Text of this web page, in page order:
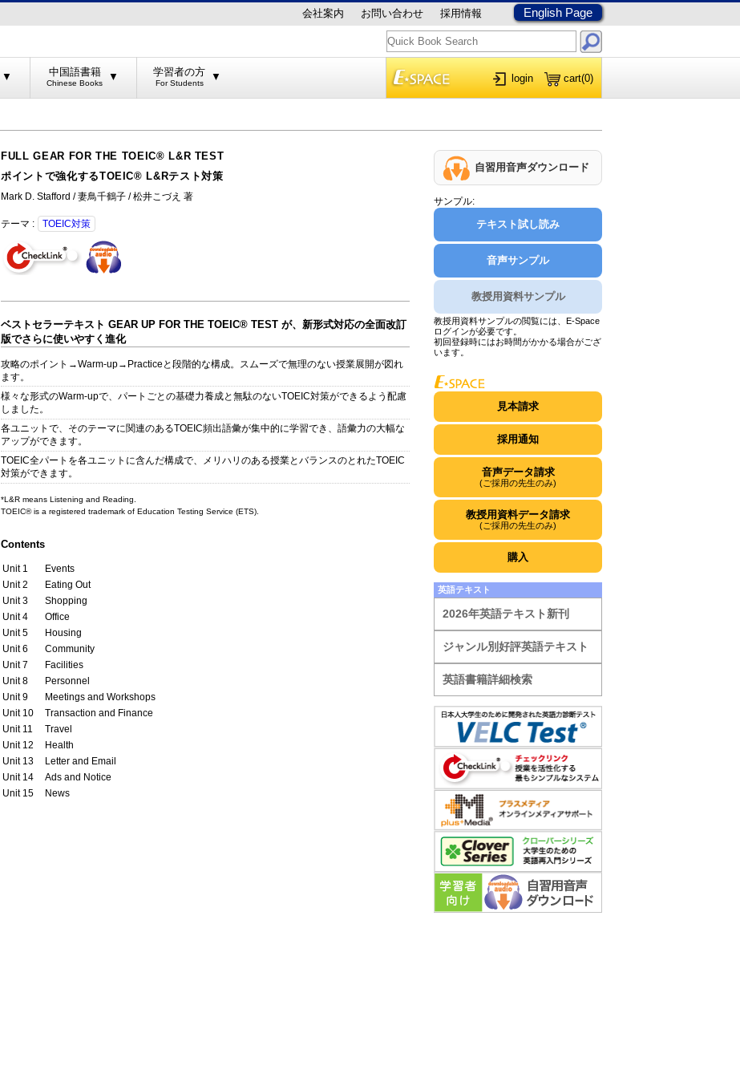
English Page
会社案内 お問い合わせ 採用情報
▼ 中国語書籍 ▼ 学習者の方 ▼ login cart(0)
FULL GEAR FOR THE TOEIC® L&R TEST
ポイントで強化するTOEIC® L&Rテスト対策
Mark D. Stafford / 妻鳥千鶴子 / 松井こづえ 著
テーマ : TOEIC対策
ベストセラーテキスト GEAR UP FOR THE TOEIC® TEST が、新形式対応の全面改訂
版でさらに使いやすく進化
攻略のポイント→Warm-up→Practiceと段階的な構成。スムーズで無理のない授業展開が図れ
ます。
様々な形式のWarm-upで、パートごとの基礎力養成と無駄のないTOEIC対策ができるよう配慮
しました。
各ユニットで、そのテーマに関連のあるTOEIC頻出語彙が集中的に学習でき、語彙力の大幅な
アップができます。
TOEIC全パートを各ユニットに含んだ構成で、メリハリのある授業とバランスのとれたTOEIC
対策ができます。
*L&R means Listening and Reading.
TOEIC® is a registered trademark of Education Testing Service (ETS).
Contents
​Unit 1
Events
​Unit 2
Eating Out
​Unit 3
Shopping
​Unit 4
Office
​Unit 5
Housing
​Unit 6
Community
​Unit 7
Facilities
​Unit 8
Personnel
​Unit 9
Meetings and Workshops
​Unit 10
Transaction and Finance
​Unit 11
Travel
​Unit 12
Health
​Unit 13
Letter and Email
​Unit 14
Ads and Notice
​Unit 15
News
自習用音声ダウンロード
サンプル:
テキスト試し読み
音声サンプル
教授用資料サンプル
教授用資料サンプルの閲覧には、E-Space
ログインが必要です。
初回登録時にはお時間がかかる場合がござ
います。
見本請求
採用通知
音声データ請求
(ご採用の先生のみ)
教授用資料データ請求
(ご採用の先生のみ)
購入
英語テキスト
2026年英語テキスト新刊
ジャンル別好評英語テキスト
英語書籍詳細検索